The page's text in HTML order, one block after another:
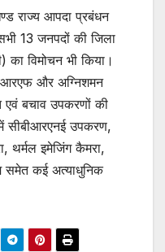
राज्य आपदा प्रबंधन
13 जनपदों की जिला
विमोचन भी किया।
और अग्निशमन
एवं बचाव उपकरणों की
सीबीआरएनई उपकरण,
थर्मल इमेजिंग कैमरा,
समेत कई अत्याधुनिक